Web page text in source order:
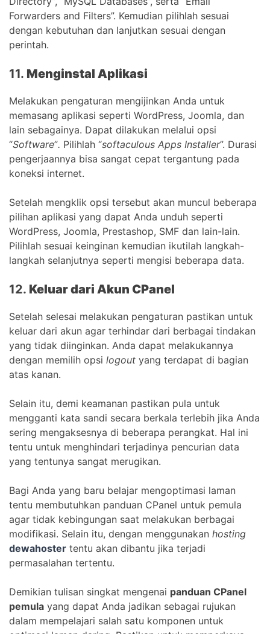
Forwarders and Filters”. Kemudian pilihlah sesuai
dengan kebutuhan dan lanjutkan sesuai dengan
perintah.
11. Menginstal Aplikasi
Melakukan pengaturan mengijinkan Anda untuk
memasang aplikasi seperti WordPress, Joomla, dan
lain sebagainya. Dapat dilakukan melalui opsi
“Software”. Pilihlah “softaculous Apps Installer”. Durasi
pengerjaannya bisa sangat cepat tergantung pada
koneksi internet.
Setelah mengklik opsi tersebut akan muncul beberapa
pilihan aplikasi yang dapat Anda unduh seperti
WordPress, Joomla, Prestashop, SMF dan lain-lain.
Pilihlah sesuai keinginan kemudian ikutilah langkah-
langkah selanjutnya seperti mengisi beberapa data.
12. Keluar dari Akun CPanel
Setelah selesai melakukan pengaturan pastikan untuk
keluar dari akun agar terhindar dari berbagai tindakan
yang tidak diinginkan. Anda dapat melakukannya
dengan memilih opsi logout yang terdapat di bagian
atas kanan.
Selain itu, demi keamanan pastikan pula untuk
mengganti kata sandi secara berkala terlebih jika Anda
sering mengaksesnya di beberapa perangkat. Hal ini
tentu untuk menghindari terjadinya pencurian data
yang tentunya sangat merugikan.
Bagi Anda yang baru belajar mengoptimasi laman
tentu membutuhkan panduan CPanel untuk pemula
agar tidak kebingungan saat melakukan berbagai
modifikasi. Selain itu, dengan menggunakan hosting
dewahoster tentu akan dibantu jika terjadi
permasalahan tertentu.
Demikian tulisan singkat mengenai panduan CPanel
pemula yang dapat Anda jadikan sebagai rujukan
dalam mempelajari salah satu komponen untuk